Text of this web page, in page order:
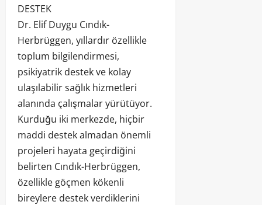
DESTEK
Dr. Elif Duygu Cındık-
Herbrüggen, yıllardır özellikle
toplum bilgilendirmesi,
psikiyatrik destek ve kolay
ulaşılabilir sağlık hizmetleri
alanında çalışmalar yürütüyor.
Kurduğu iki merkezde, hiçbir
maddi destek almadan önemli
projeleri hayata geçirdiğini
belirten Cındık-Herbrüggen,
özellikle göçmen kökenli
bireylere destek verdiklerini